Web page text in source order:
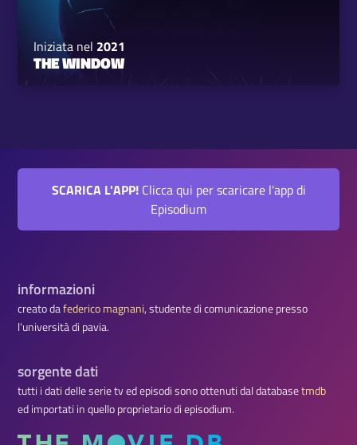
Iniziata nel 2021
THE WINDOW
SCARICA L'APP!Clicca qui per scaricare l'app di
Episodium
informazioni
creato dafederico magnani, studente di comunicazione presso
l'università di pavia.
sorgente dati
tutti i dati delle serie tv ed episodi sono ottenuti dal databasetmdb
ed importati in quello proprietario di episodium.